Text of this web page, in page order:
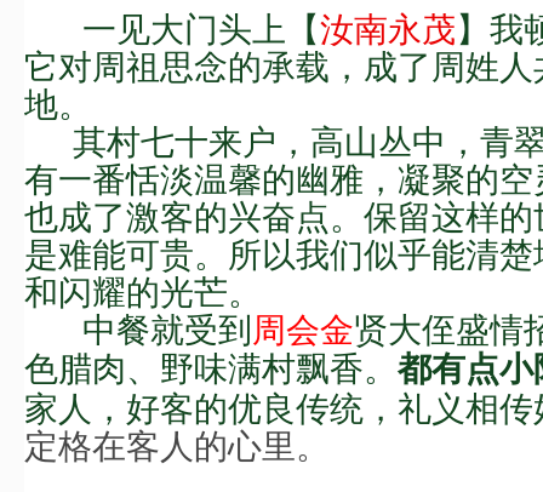
一见大门头上【汝南永茂】 我
它对周祖思念的承载，成了周姓
地。
其村七十来户，高山丛中，青
有一番恬淡温馨的幽雅， 凝聚的
也成了激客的兴奋点。 保留这样
是难能可贵。 所以我们似乎能清
和闪耀的光芒。
中餐就受到周会金贤大侄盛情
色腊肉、野味满村飘香。 都有点
家人， 好客的优良传统，礼义相
定格在客人的心里。